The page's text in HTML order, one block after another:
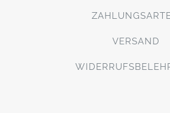
VERSAND